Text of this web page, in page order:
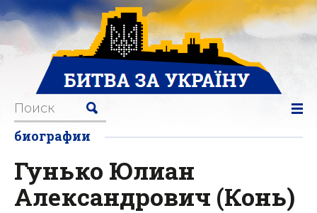
биографии
Гунько Юлиан
Александрович (Конь)